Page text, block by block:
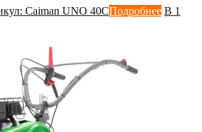
Caiman UNO 40CПодробнее В 1